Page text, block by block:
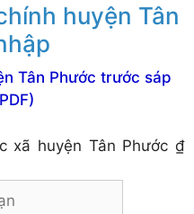
huyện Tân
xã huyện Tân Phước ₫